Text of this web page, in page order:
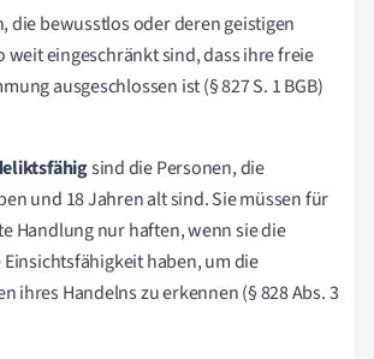
die bewusstlos oder deren geistigen
weit eingeschränkt sind, dass ihre freie
ausgeschlossen ist (§ 827 S. 1 BGB)
sind die Personen, die
und 18 Jahren alt sind. Sie müssen für
Handlung nur haften, wenn sie die
haben, um die
ihres Handelns zu erkennen (§ 828 Abs. 3